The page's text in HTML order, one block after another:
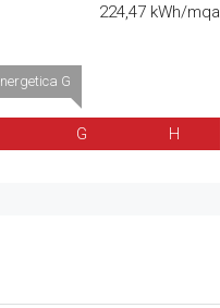
224,47 kWh/mqa
G
G H